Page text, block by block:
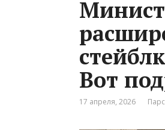
Вот
17 апреля, 2026